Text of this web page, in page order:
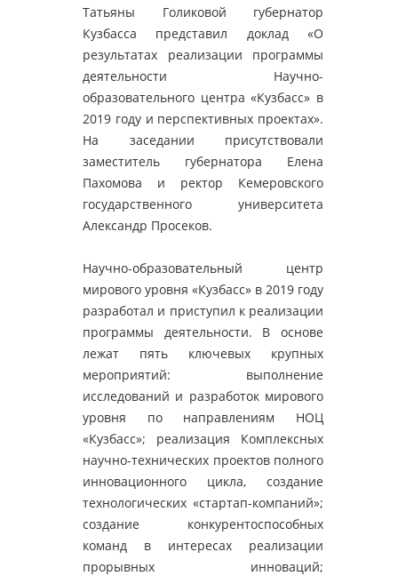
Татьяны Голиковой губернатор
Кузбасса представил доклад «О
результатах реализации программы
деятельности Научно-
образовательного центра «Кузбасс» в
2019 году и перспективных проектах».
На заседании присутствовали
заместитель губернатора Елена
Пахомова и ректор Кемеровского
государственного университета
Александр Просеков.
Научно-образовательный центр
мирового уровня «Кузбасс» в 2019 году
разработал и приступил к реализации
программы деятельности. В основе
лежат пять ключевых крупных
мероприятий: выполнение
исследований и разработок мирового
уровня по направлениям НОЦ
«Кузбасс»; реализация Комплексных
научно-технических проектов полного
инновационного цикла, создание
технологических «стартап-компаний»;
создание конкурентоспособных
команд в интересах реализации
прорывных инноваций;